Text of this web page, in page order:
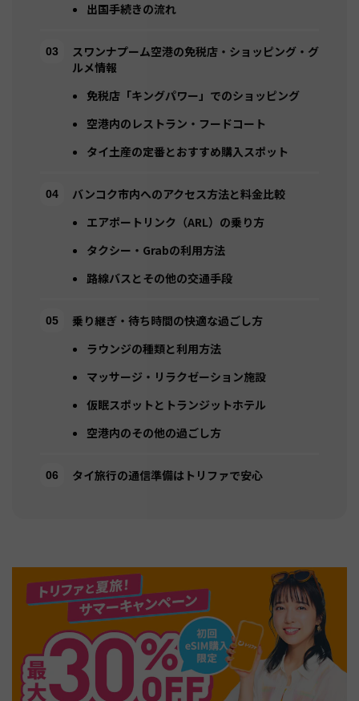
出国手続きの流れ
スワンナプーム空港の免税店・ショッピング・グ
ルメ情報
免税店「キングパワー」でのショッピング
空港内のレストラン・フードコート
タイ土産の定番とおすすめ購入スポット
バンコク市内へのアクセス方法と料金比較
エアポートリンク（ARL）の乗り方
タクシー・Grabの利用方法
路線バスとその他の交通手段
乗り継ぎ・待ち時間の快適な過ごし方
ラウンジの種類と利用方法
マッサージ・リラクゼーション施設
仮眠スポットとトランジットホテル
空港内のその他の過ごし方
タイ旅行の通信準備はトリファで安心